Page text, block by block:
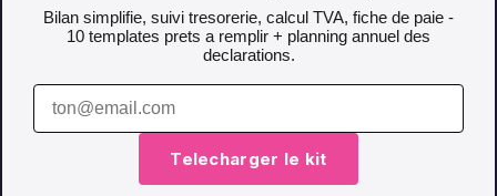
Bilan simplifie, suivi tresorerie, calcul TVA, fiche de paie -
10 templates prets a remplir + planning annuel des
declarations.
Telecharger le kit